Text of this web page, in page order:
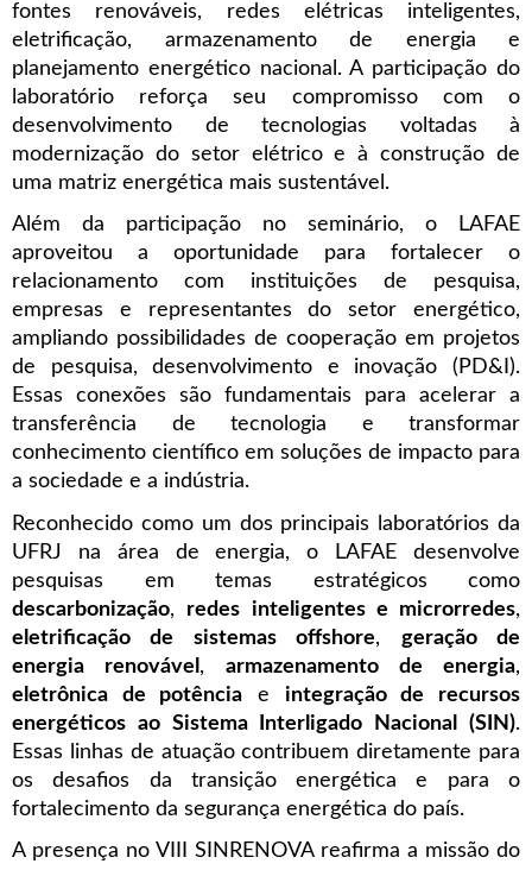
fontes renováveis, redes elétricas inteligentes,
eletrificação, armazenamento de energia e
planejamento energético nacional. A participação do
laboratório reforça seu compromisso com o
desenvolvimento de tecnologias voltadas à
modernização do setor elétrico e à construção de
uma matriz energética mais sustentável.
Além da participação no seminário, o LAFAE
aproveitou a oportunidade para fortalecer o
relacionamento com instituições de pesquisa,
empresas e representantes do setor energético,
ampliando possibilidades de cooperação em projetos
de pesquisa, desenvolvimento e inovação (PD&I).
Essas conexões são fundamentais para acelerar a
transferência de tecnologia e transformar
conhecimento científico em soluções de impacto para
a sociedade e a indústria.
Reconhecido como um dos principais laboratórios da
UFRJ na área de energia, o LAFAE desenvolve
pesquisas em temas estratégicos como
descarbonização, redes inteligentes e microrredes,
eletrificação de sistemas offshore, geração de
energia renovável , armazenamento de energia,
eletrônica de potência e integração de recursos
energéticos ao Sistema Interligado Nacional (SIN).
Essas linhas de atuação contribuem diretamente para
os desafios da transição energética e para o
fortalecimento da segurança energética do país.
A presença no VIII SINRENOVA reafirma a missão do